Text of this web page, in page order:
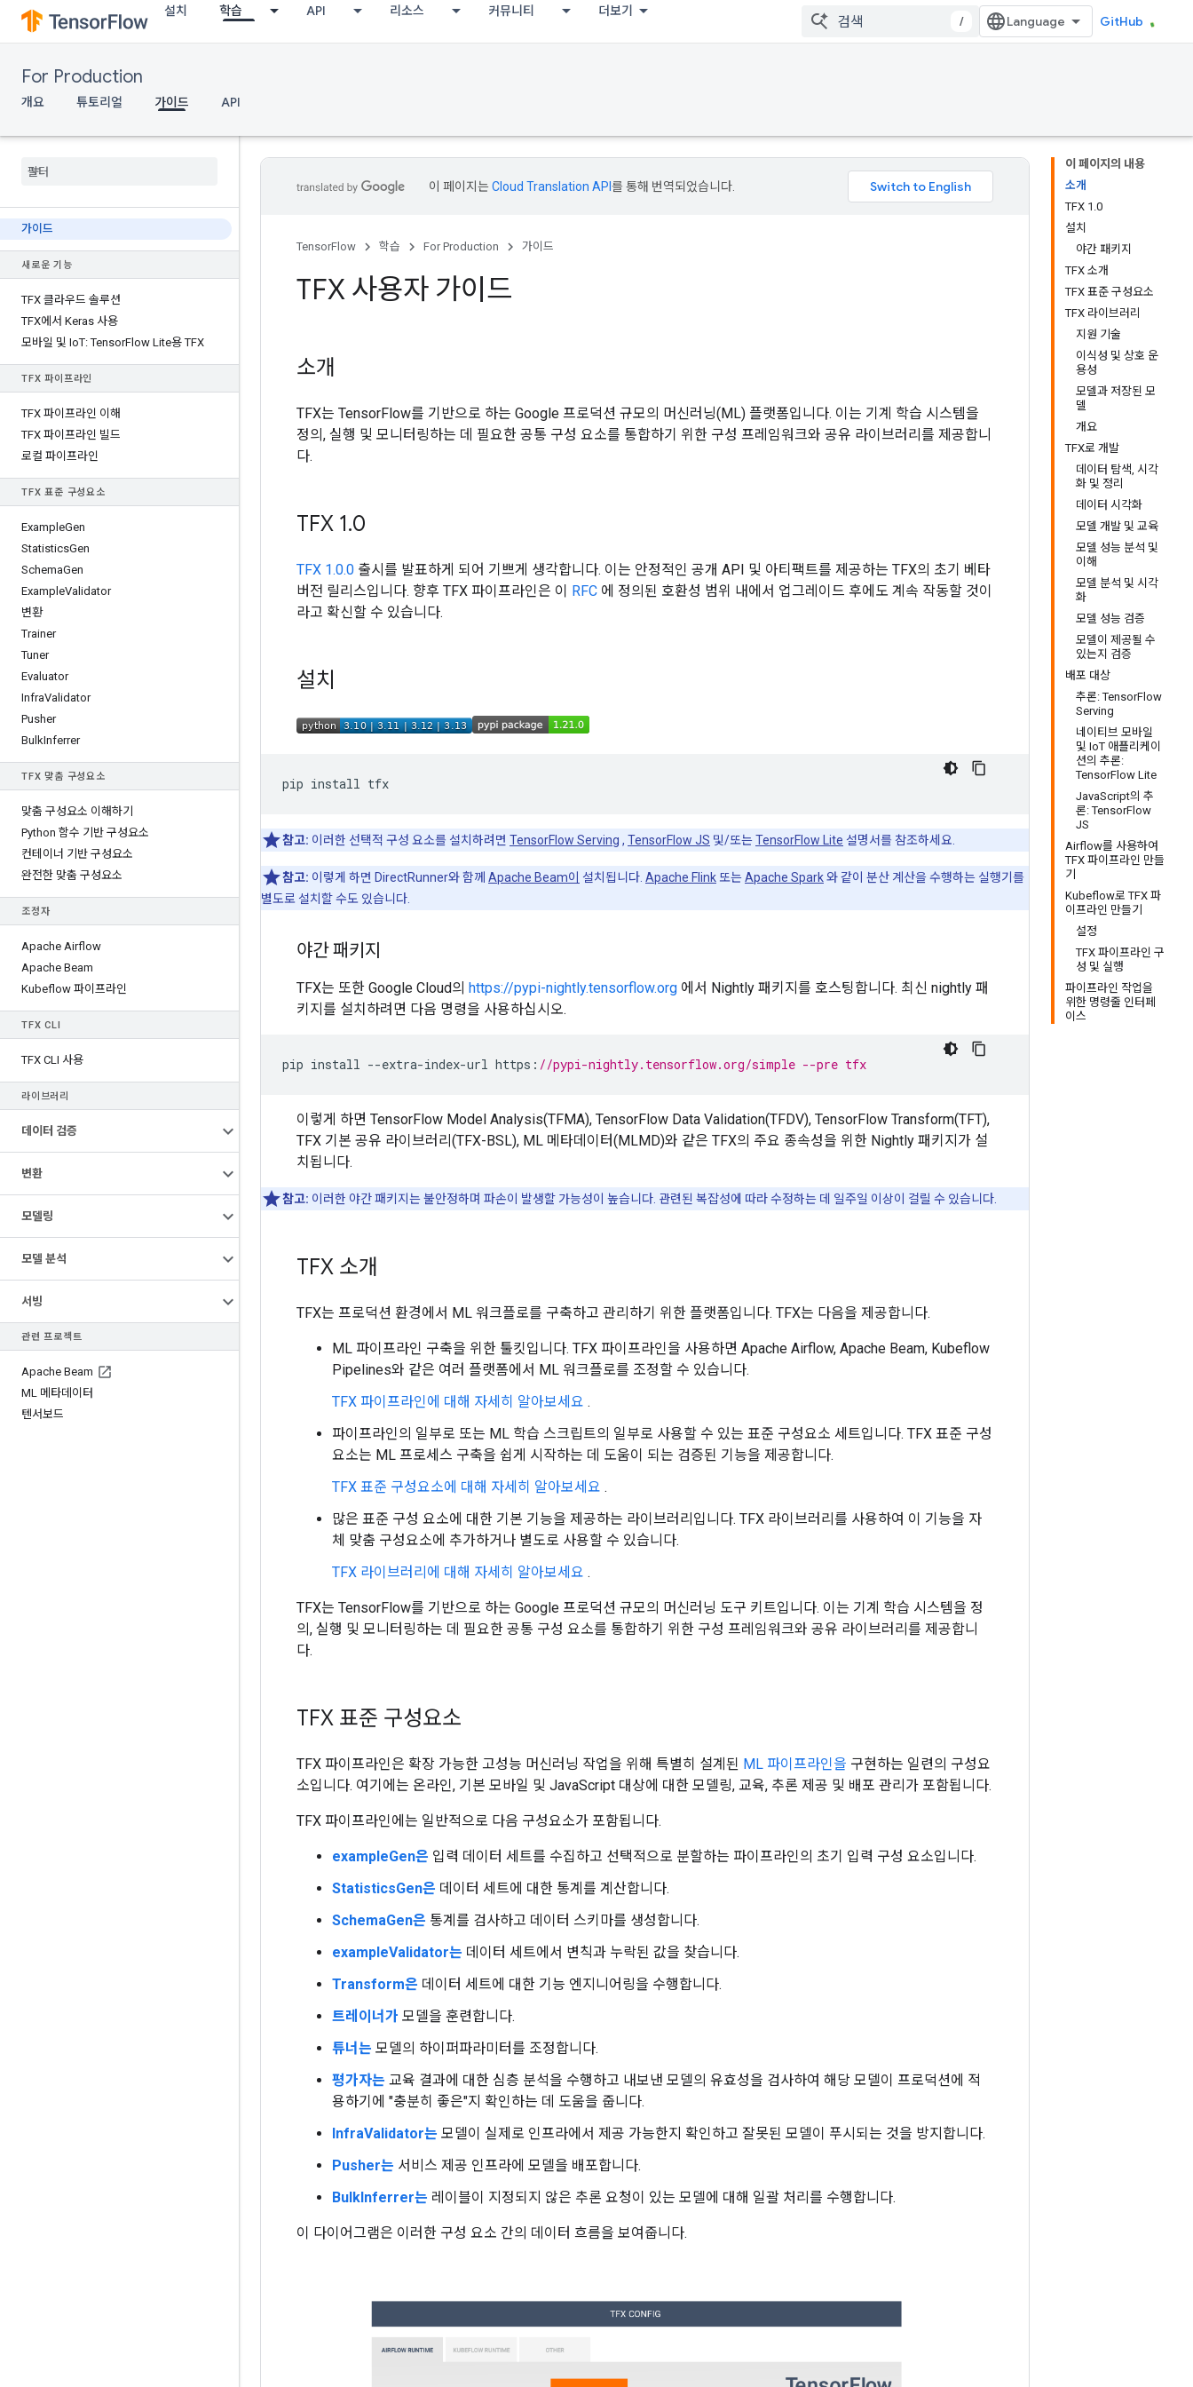
설치 학습 API 리소스 커뮤니티 더보기
/ GitHub
For Production
개요 튜토리얼 가이드 API
가이드
새로운 기능
TFX 클라우드 솔루션
TFX에서 Keras 사용
모바일 및 IoT: TensorFlow Lite용 TFX
TFX 파이프라인
TFX 파이프라인 이해
TFX 파이프라인 빌드
로컬 파이프라인
TFX 표준 구성요소
ExampleGen
StatisticsGen
SchemaGen
ExampleValidator
변환
Trainer
Tuner
Evaluator
InfraValidator
Pusher
BulkInferrer
TFX 맞춤 구성요소
맞춤 구성요소 이해하기
Python 함수 기반 구성요소
컨테이너 기반 구성요소
완전한 맞춤 구성요소
조정자
Apache Airflow
Apache Beam
Kubeflow 파이프라인
TFX CLI
TFX CLI 사용
라이브러리
데이터 검증
변환
모델링
모델 분석
서빙
관련 프로젝트
Apache Beam
ML 메타데이터
텐서보드
이 페이지의 내용
소개
TFX 1.0
설치
야간 패키지
TFX 소개
TFX 표준 구성요소
TFX 라이브러리
지원 기술
이식성 및 상호 운
용성
모델과 저장된 모
델
개요
TFX로 개발
데이터 탐색, 시각
화 및 정리
데이터 시각화
모델 개발 및 교육
모델 성능 분석 및
이해
모델 분석 및 시각
화
모델 성능 검증
모델이 제공될 수
있는지 검증
배포 대상
추론: TensorFlow
Serving
네이티브 모바일
및 IoT 애플리케이
션의 추론:
TensorFlow Lite
JavaScript의 추
론: TensorFlow
JS
Airflow를 사용하여
TFX 파이프라인 만들
기
Kubeflow로 TFX 파
이프라인 만들기
설정
TFX 파이프라인 구
성 및 실행
파이프라인 작업을
위한 명령줄 인터페
이스
이 페이지는Cloud Translation API 를 통해 번역되었습니다.
TensorFlow 학습 For Production 가이드
TFX 사용자 가이드
소개
TFX는 TensorFlow를 기반으로 하는 Google 프로덕션 규모의 머신러닝(ML) 플랫폼입니다. 이는 기계 학습 시스템을
정의, 실행 및 모니터링하는 데 필요한 공통 구성 요소를 통합하기 위한 구성 프레임워크와 공유 라이브러리를 제공합니
다.
TFX 1.0
TFX 1.0.0 출시를 발표하게 되어 기쁘게 생각합니다. 이는 안정적인 공개 API 및 아티팩트를 제공하는 TFX의 초기 베타
버전 릴리스입니다. 향후 TFX 파이프라인은 이 RFC 에 정의된 호환성 범위 내에서 업그레이드 후에도 계속 작동할 것이
라고 확신할 수 있습니다.
설치
pip install
참고: 이러한 선택적 구성 요소를 설치하려면 TensorFlow Serving , TensorFlow JS 및/또는TensorFlow Lite 설명서를 참조하세요.
참고: 이렇게 하면 DirectRunner와 함께 Apache Beam이 설치됩니다. Apache Flink 또는Apache Spark와 같이 분산 계산을 수행하는 실행기를
별도로 설치할 수도 있습니다.
야간 패키지
TFX는 또한 Google Cloud의 https://pypi-nightly.tensorflow.org 에서 Nightly 패키지를 호스팅합니다. 최신 nightly 패
키지를 설치하려면 다음 명령을 사용하십시오.
pip install --extra-index-url https : //pypi-nightly.tensorflow.org/simple --pre tfx
이렇게 하면 TensorFlow Model Analysis(TFMA), TensorFlow Data Validation(TFDV), TensorFlow Transform(TFT),
TFX 기본 공유 라이브러리(TFX-BSL), ML 메타데이터(MLMD)와 같은 TFX의 주요 종속성을 위한 Nightly 패키지가 설
치됩니다.
참고: 이러한 야간 패키지는 불안정하며 파손이 발생할 가능성이 높습니다. 관련된 복잡성에 따라 수정하는 데 일주일 이상이 걸릴 수 있습니다.
TFX 소개
TFX는 프로덕션 환경에서 ML 워크플로를 구축하고 관리하기 위한 플랫폼입니다. TFX는 다음을 제공합니다.
ML 파이프라인 구축을 위한 툴킷입니다. TFX 파이프라인을 사용하면 Apache Airflow, Apache Beam, Kubeflow
Pipelines와 같은 여러 플랫폼에서 ML 워크플로를 조정할 수 있습니다.
TFX 파이프라인에 대해 자세히 알아보세요 .
파이프라인의 일부로 또는 ML 학습 스크립트의 일부로 사용할 수 있는 표준 구성요소 세트입니다. TFX 표준 구성
요소는 ML 프로세스 구축을 쉽게 시작하는 데 도움이 되는 검증된 기능을 제공합니다.
TFX 표준 구성요소에 대해 자세히 알아보세요 .
많은 표준 구성 요소에 대한 기본 기능을 제공하는 라이브러리입니다. TFX 라이브러리를 사용하여 이 기능을 자
체 맞춤 구성요소에 추가하거나 별도로 사용할 수 있습니다.
TFX 라이브러리에 대해 자세히 알아보세요 .
TFX는 TensorFlow를 기반으로 하는 Google 프로덕션 규모의 머신러닝 도구 키트입니다. 이는 기계 학습 시스템을 정
의, 실행 및 모니터링하는 데 필요한 공통 구성 요소를 통합하기 위한 구성 프레임워크와 공유 라이브러리를 제공합니
다.
TFX 표준 구성요소
TFX 파이프라인은 확장 가능한 고성능 머신러닝 작업을 위해 특별히 설계된 ML 파이프라인을 구현하는 일련의 구성요
소입니다. 여기에는 온라인, 기본 모바일 및 JavaScript 대상에 대한 모델링, 교육, 추론 제공 및 배포 관리가 포함됩니다.
TFX 파이프라인에는 일반적으로 다음 구성요소가 포함됩니다.
exampleGen은 입력 데이터 세트를 수집하고 선택적으로 분할하는 파이프라인의 초기 입력 구성 요소입니다.
StatisticsGen은 데이터 세트에 대한 통계를 계산합니다.
SchemaGen은 통계를 검사하고 데이터 스키마를 생성합니다.
exampleValidator는 데이터 세트에서 변칙과 누락된 값을 찾습니다.
Transform은 데이터 세트에 대한 기능 엔지니어링을 수행합니다.
트레이너가 모델을 훈련합니다.
튜너는 모델의 하이퍼파라미터를 조정합니다.
평가자는 교육 결과에 대한 심층 분석을 수행하고 내보낸 모델의 유효성을 검사하여 해당 모델이 프로덕션에 적
용하기에 "충분히 좋은"지 확인하는 데 도움을 줍니다.
InfraValidator는 모델이 실제로 인프라에서 제공 가능한지 확인하고 잘못된 모델이 푸시되는 것을 방지합니다.
Pusher는 서비스 제공 인프라에 모델을 배포합니다.
BulkInferrer는 레이블이 지정되지 않은 추론 요청이 있는 모델에 대해 일괄 처리를 수행합니다.
이 다이어그램은 이러한 구성 요소 간의 데이터 흐름을 보여줍니다.